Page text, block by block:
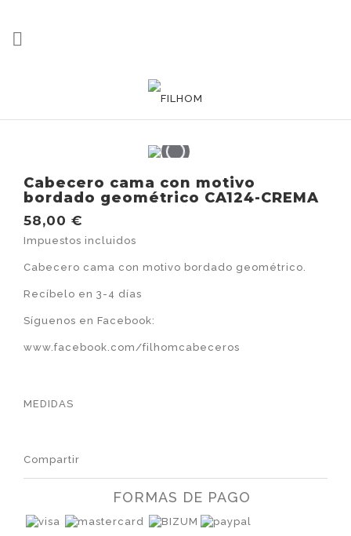

Cabecero cama con motivo
bordado geométrico CA124-CREMA
58,00 €
Impuestos incluidos
Cabecero cama con motivo bordado geométrico.
Recíbelo en 3-4 días
Síguenos en Facebook:
www.facebook.com/filhomcabeceros
MEDIDAS
Compartir
FORMAS DE PAGO